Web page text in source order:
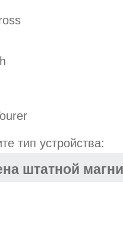
тип устройства:
штатной